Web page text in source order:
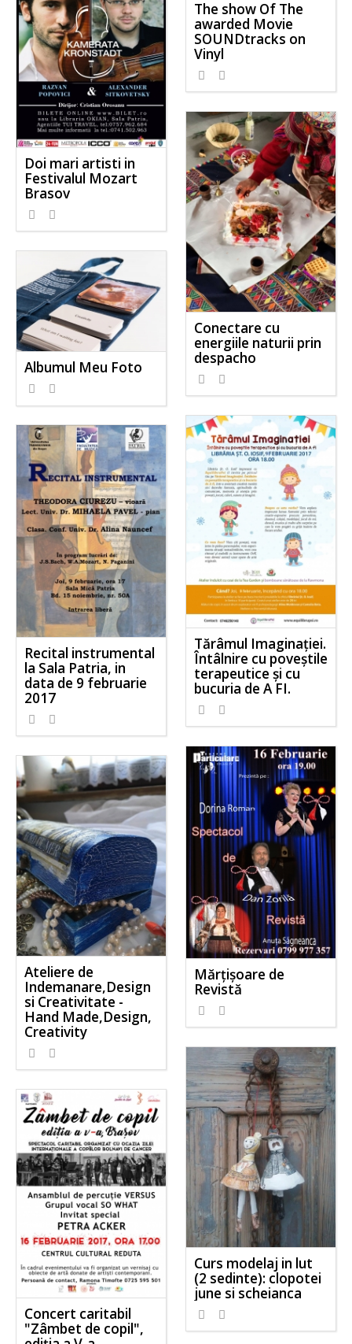
The show Of The
awarded Movie
SOUNDtracks on
Vinyl
Doi mari artisti in
Festivalul Mozart
Brasov
Conectare cu
energiile naturii prin
despacho
Albumul Meu Foto
Tărâmul Imaginației.
Întâlnire cu poveștile
terapeutice și cu
bucuria de A FI.
Recital instrumental
la Sala Patria, in
data de 9 februarie
2017
Mărțișoare de
Revistă
Ateliere de
Indemanare,Design
si Creativitate -
Hand Made,Design,
Creativity
Curs modelaj in lut
(2 sedinte): clopotei
june si scheianca
Concert caritabil
"Zâmbet de copil",